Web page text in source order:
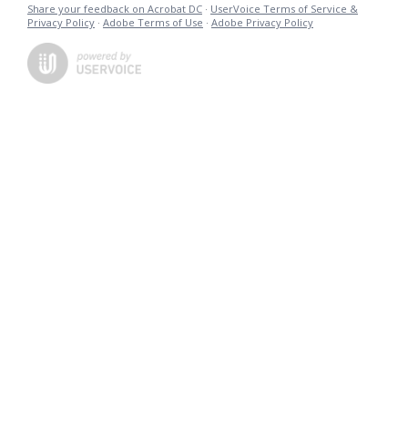
Share your feedback on Acrobat DC · UserVoice Terms of Service &
Privacy Policy · Adobe Terms of Use · Adobe Privacy Policy